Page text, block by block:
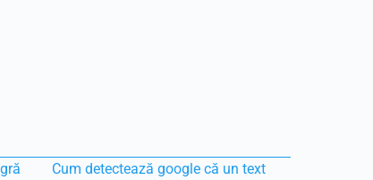
Cum detectează google că un text